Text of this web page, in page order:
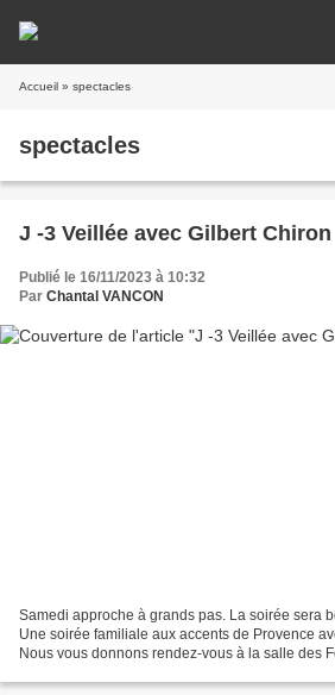
Accueil » spectacles
spectacles
J -3 Veillée avec Gilbert Chiron
Publié le 16/11/2023 à 10:32
Par Chantal VANCON
Samedi approche à grands pas. La soirée sera
Une soirée familiale aux accents de Provence
Nous vous donnons rendez-vous à la salle des